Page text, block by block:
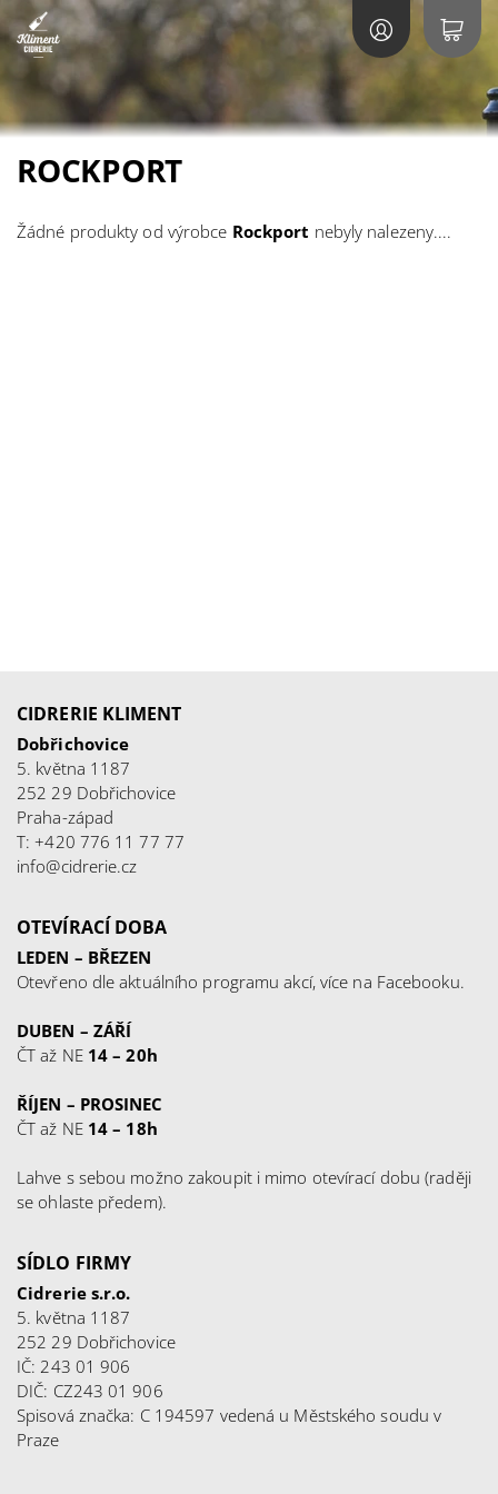
ROCKPORT
Žádné produkty od výrobce Rockport nebyly nalezeny....
CIDRERIE KLIMENT
Dobřichovice
5. května 1187
252 29 Dobřichovice
Praha-západ
T: +420 776 11 77 77
info@cidrerie.cz
OTEVÍRACÍ DOBA
LEDEN – BŘEZEN
Otevřeno dle aktuálního programu akcí, více na Facebooku.
DUBEN – ZÁŘÍ
ČT až NE 14 – 20h
ŘÍJEN – PROSINEC
ČT až NE 14 – 18h
Lahve s sebou možno zakoupit i mimo otevírací dobu (raději
se ohlaste předem).
SÍDLO FIRMY
Cidrerie s.r.o.
5. května 1187
252 29 Dobřichovice
IČ: 243 01 906
DIČ: CZ243 01 906
Spisová značka: C 194597 vedená u Městského soudu v
Praze